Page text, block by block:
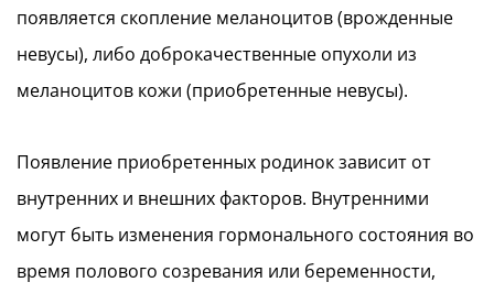
появляется скопление меланоцитов (врожденные
невусы), либо доброкачественные опухоли из
меланоцитов кожи (приобретенные невусы).
Появление приобретенных родинок зависит от
внутренних и внешних факторов. Внутренними
могут быть изменения гормонального состояния во
время полового созревания или беременности,